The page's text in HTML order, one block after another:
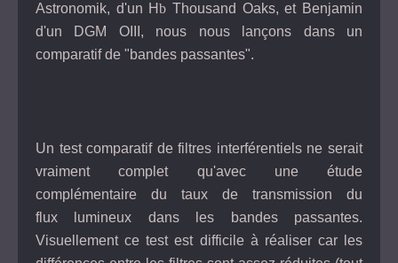
Astronomik, d'un Hb Thousand Oaks, et Benjamin
d'un DGM OIII, nous nous lançons dans un
comparatif de "bandes passantes".
Un test comparatif de filtres interférentiels ne serait
vraiment complet qu'avec une étude
complémentaire du taux de transmission du
flux lumineux dans les bandes passantes.
Visuellement ce test est difficile à réaliser car les